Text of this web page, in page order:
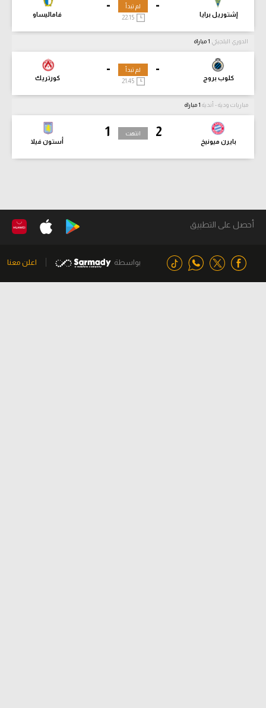
-
إشتوريل برايا
-
فاماليساو
لم تبدأ
22:15
الدوري البلجيكي
-
كلوب بروج
-
كورتريك
لم تبدأ
21:45
مباريات ودية - أندية
2
بايرن ميونيخ
1
أستون فيلا
انتهت
أحصل على التطبيق
بواسطة اعلن معنا